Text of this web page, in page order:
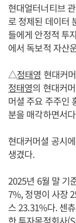
현대얼터너티브
로 정제된 데이터
들에게 안정적 투
에서 독보적 자산
△정태영 현대커
정태영의 현대커
머셜 주요 주주인
분을 매각하면서
현대커머셜 공시
생겼다.
2025년 6월 말 기
7%, 정명이 사장
스 23.31%다. 센
한 투자목적회사